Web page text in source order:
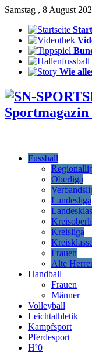
Samstag , 8 August
Wie
Fussball
Oberliga
Landesliga
Kreisliga
Frauen
Alte
Handball
Frauen
Männer
Volleyball
Leichtathletik
Kampfsport
Pferdesport
H²0